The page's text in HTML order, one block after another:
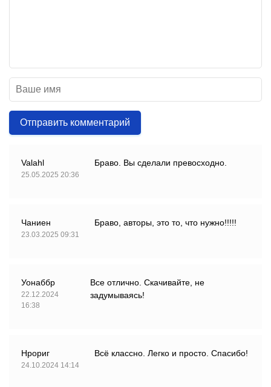
Отправить комментарий
Valahl
25.05.2025 20:36
Браво. Вы сделали превосходно.
Чаниен
23.03.2025 09:31
Браво, авторы, это то, что нужно!!!!!
Уонаббр
22.12.2024
16:38
Все отлично. Скачивайте, не
задумываясь!
Нрориг
24.10.2024 14:14
Всё классно. Легко и просто. Спасибо!